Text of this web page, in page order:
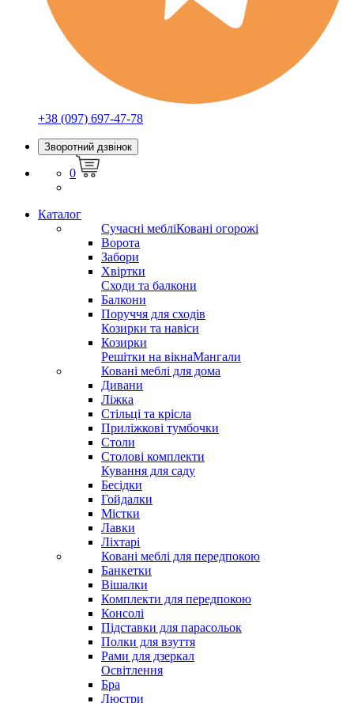
+38 (097) 697-47-78
Зворотний дзвінок
0
Каталог
Сучасні мебліКовані огорожі
Ворота
Забори
Хвіртки
Сходи та балкони
Балкони
Поруччя для сходів
Козирки та навіси
Козирки
Решітки на вікнаМангали
Ковані меблі для дома
Дивани
Ліжка
Стільці та крісла
Приліжкові тумбочки
Столи
Столові комплекти
Кування для саду
Бесідки
Гойдалки
Містки
Лавки
Ліхтарі
Ковані меблі для передпокою
Банкетки
Вішалки
Комплекти для передпокою
Консолі
Підставки для парасольок
Полки для взуття
Рами для дзеркал
Освітлення
Бра
Люстри